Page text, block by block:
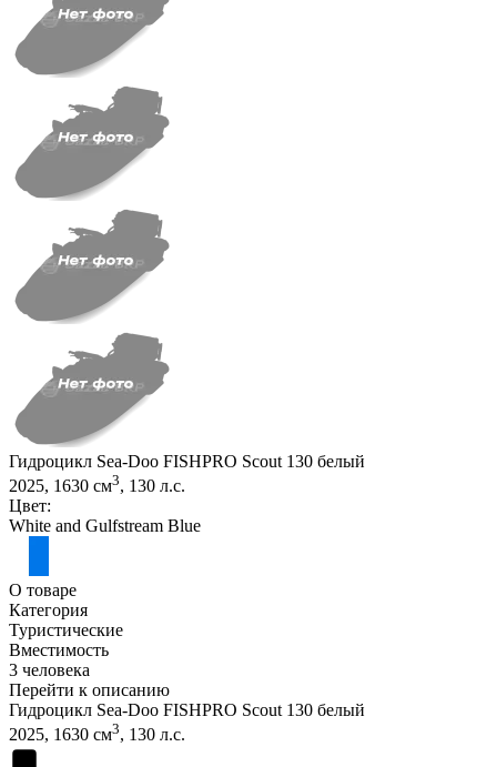
Гидроцикл Sea-Doo FISHPRO Scout 130 белый
2025, 1630 см3, 130 л.с.
Цвет:
White and Gulfstream Blue
О товаре
Категория
Туристические
Вместимость
3 человека
Перейти к описанию
Гидроцикл Sea-Doo FISHPRO Scout 130 белый
2025, 1630 см3, 130 л.с.